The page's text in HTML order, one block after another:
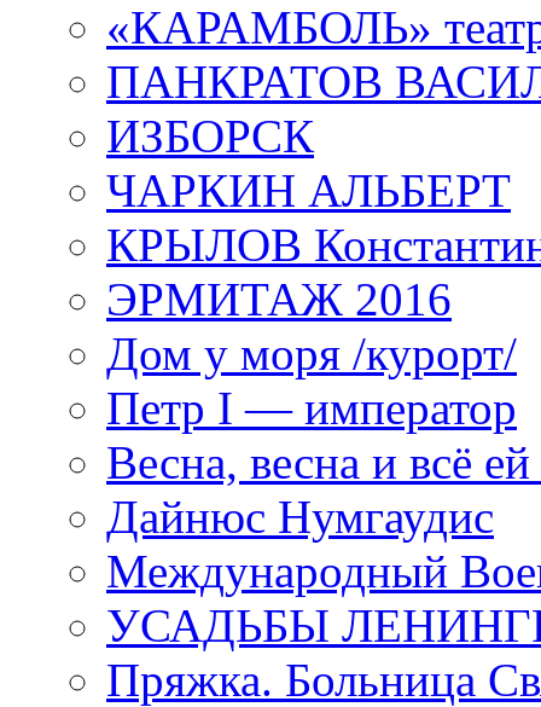
«КАРАМБОЛЬ»
ПАНКРАТОВ
ИЗБОРСК
ЧАРКИН АЛЬБЕРТ
КРЫЛОВ
ЭРМИТАЖ 2016
Дом у моря /курорт/
Петр I — император
Весна, весна и всё
Дайнюс Нумгаудис
Международный
УСАДЬБЫ
Пряжка. Больница